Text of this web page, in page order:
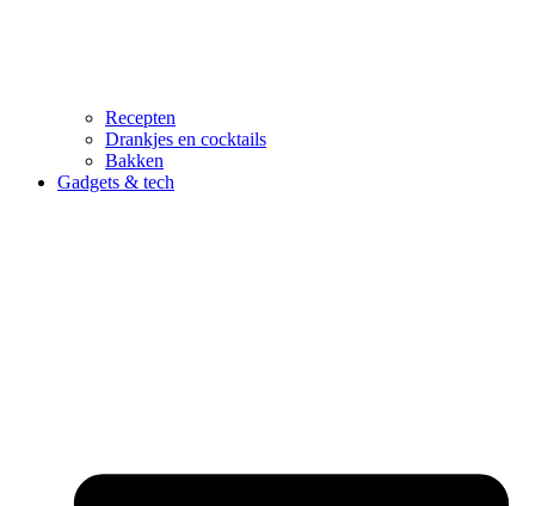
Recepten
Drankjes en cocktails
Bakken
Gadgets & tech